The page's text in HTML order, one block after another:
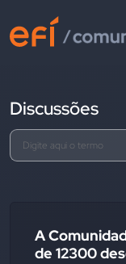
Discussões
A
de 12300